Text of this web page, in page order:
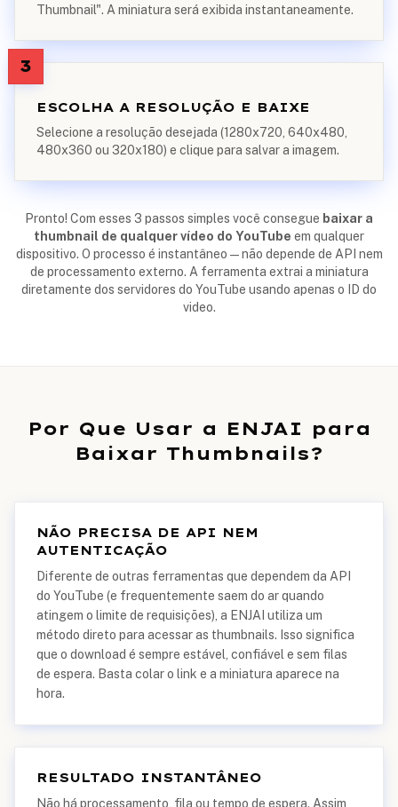
Thumbnail". A miniatura será exibida instantaneamente.
3
ESCOLHA A RESOLUÇÃO E BAIXE
Selecione a resolução desejada (1280x720, 640x480,
480x360 ou 320x180) e clique para salvar a imagem.
Pronto! Com esses 3 passos simples você consegue baixar a
thumbnail de qualquer vídeo do YouTube em qualquer
dispositivo. O processo é instantâneo — não depende de API nem
de processamento externo. A ferramenta extrai a miniatura
diretamente dos servidores do YouTube usando apenas o ID do
video.
Por Que Usar a ENJAI para
Baixar Thumbnails?
NÃO PRECISA DE API NEM
AUTENTICAÇÃO
Diferente de outras ferramentas que dependem da API
do YouTube (e frequentemente saem do ar quando
atingem o limite de requisições), a ENJAI utiliza um
método direto para acessar as thumbnails. Isso significa
que o download é sempre estável, confiável e sem filas
de espera. Basta colar o link e a miniatura aparece na
hora.
RESULTADO INSTANTÂNEO
Não há processamento, fila ou tempo de espera. Assim